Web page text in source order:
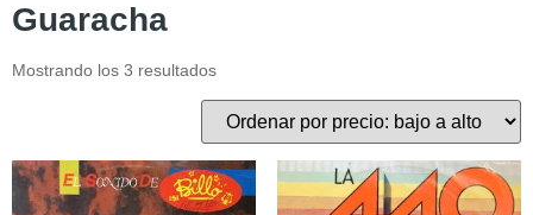
Guaracha
Mostrando los 3 resultados